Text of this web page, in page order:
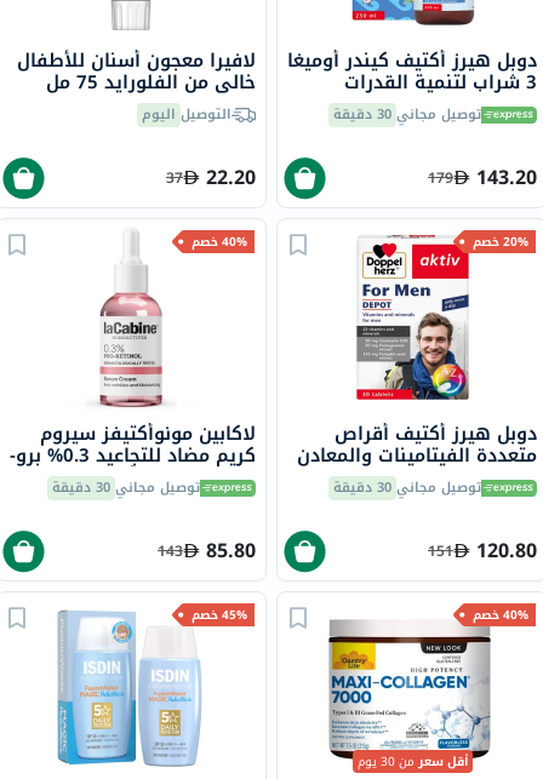
دوبل هيرز أكتيف كيندر أوميغا
3 شراب لتنمية القدرات
الإدراكية للأطفال 250 مل
توصيل مجاني30 دقيقة
143.20
179
لافيرا معجون أسنان للأطفال
خالي من الفلورايد 75 مل
التوصيل اليوم
22.20
37
20% خصم
دوبل هيرز أكتيف أقراص
متعددة الفيتامينات والمعادن
للرجال حزمة من 30
توصيل مجاني30 دقيقة
120.80
151
40% خصم
لاكابين مونوأكتيفز سيروم
كريم مضاد للتجاعيد 0.3% برو-
ريتينول لجميع أنواع البشرة
30 مل توصيل مجاني30 دقيقة
85.80
143
40% خصم
أقل سعرمن 30 يوم
45% خصم